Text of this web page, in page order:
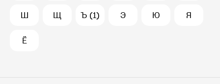
Ш Щ Ъ (1) Э Ю Я
Ё